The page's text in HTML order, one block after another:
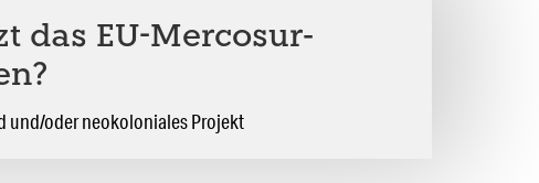
das EU-Mercosur-
und/oder neokoloniales Projekt